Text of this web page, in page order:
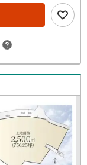
してサポート。現在
自己資金に不安が
め方をご案内しま
体化までスムー
せん。物件のご紹
方、建築の注意
で、一つひとつ整